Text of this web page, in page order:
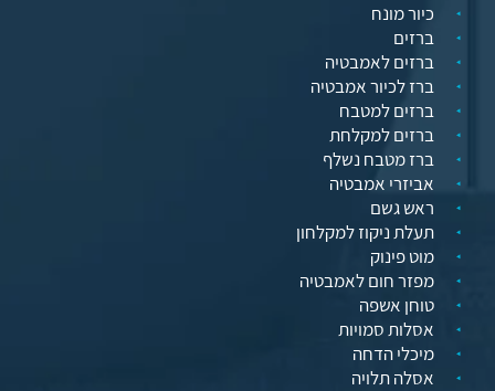
כיור מונח
ברזים
ברזים לאמבטיה
ברז לכיור אמבטיה
ברזים למטבח
ברזים למקלחת
ברז מטבח נשלף
אביזרי אמבטיה
ראש גשם
תעלת ניקוז למקלחון
מוט פינוק
מפזר חום לאמבטיה
טוחן אשפה
אסלות סמויות
מיכלי הדחה
אסלה תלויה